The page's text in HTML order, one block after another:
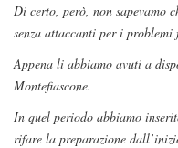
Di certo, però, non sapevamo
senza attaccanti per i
Appena li abbiamo avuti a
Montefiascone.
In quel periodo abbiamo
rifare la preparazione